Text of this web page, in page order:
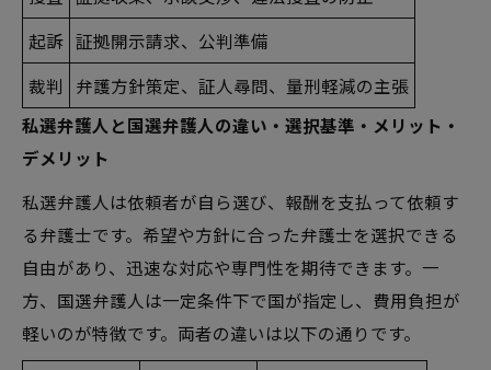
起訴 証拠開示請求、公判準備
裁判
弁護方針策定、証人尋問、量刑軽減の主張
私選弁護人と国選弁護人の違い・選択基準・メリット・
デメリット
私選弁護人は依頼者が自ら選び、報酬を支払って依頼す
る弁護士です。希望や方針に合った弁護士を選択できる
自由があり、迅速な対応や専門性を期待できます。一
方、国選弁護人は一定条件下で国が指定し、費用負担が
軽いのが特徴です。両者の違いは以下の通りです。